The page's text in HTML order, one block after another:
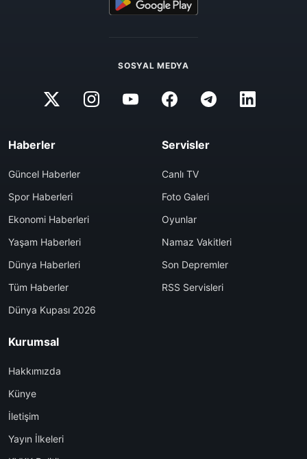
SOSYAL MEDYA
Haberler
Güncel Haberler
Spor Haberleri
Ekonomi Haberleri
Yaşam Haberleri
Dünya Haberleri
Tüm Haberler
Dünya Kupası 2026
Servisler
Canlı TV
Foto Galeri
Oyunlar
Namaz Vakitleri
Son Depremler
RSS Servisleri
Kurumsal
Hakkımızda
Künye
İletişim
Yayın İlkeleri